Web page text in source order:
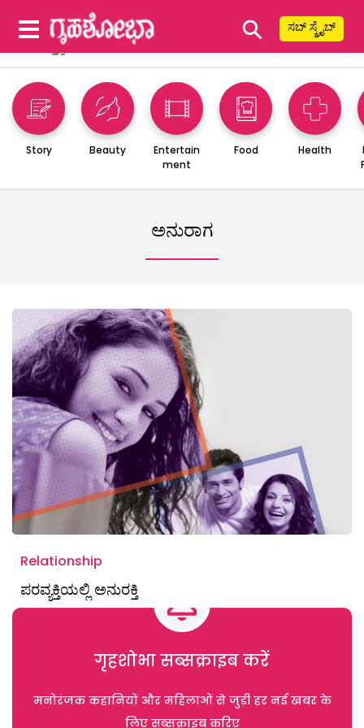
⚲ ಸಬ್ ಸ್ಕ್ರೈಬ್
Story Beauty
Entertain
ment
Food Health
ಅನುರಾಗ
Relationship
ಪರವ್ಯಕ್ತಿಯಲ್ಲಿ ಅನುರಕ್ತಿ
गृहशोभा सब्सक्राइब करें
मनोरंजक कहानियों और महिलाओं से जुड़ी हर नई खबर के
लिए सब्सक्राइब करिए